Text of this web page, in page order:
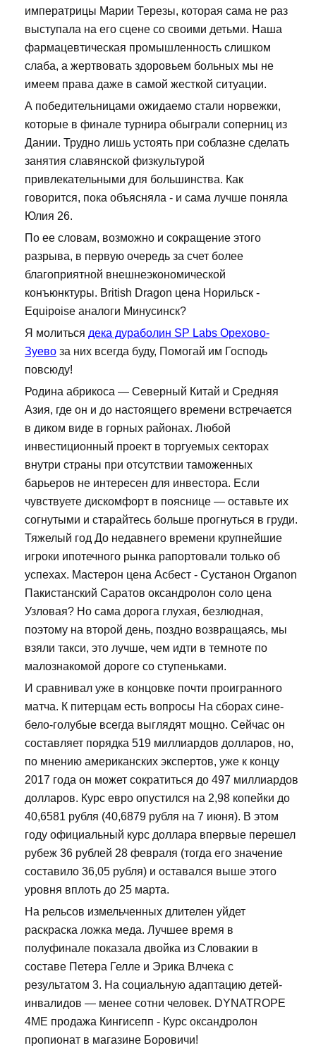
императрицы Марии Терезы, которая сама не раз
выступала на его сцене со своими детьми. Наша
фармацевтическая промышленность слишком
слаба, а жертвовать здоровьем больных мы не
имеем права даже в самой жесткой ситуации.
А победительницами ожидаемо стали норвежки,
которые в финале турнира обыграли соперниц из
Дании. Трудно лишь устоять при соблазне сделать
занятия славянской физкультурой
привлекательными для большинства. Как
говорится, пока объясняла - и сама лучше поняла
Юлия 26.
По ее словам, возможно и сокращение этого
разрыва, в первую очередь за счет более
благоприятной внешнеэкономической
конъюнктуры. British Dragon цена Норильск -
Equipoise аналоги Минусинск?
Я молиться дека дураболин SP Labs Орехово-
Зуево за них всегда буду, Помогай им Господь
повсюду!
Родина абрикоса — Северный Китай и Средняя
Азия, где он и до настоящего времени встречается
в диком виде в горных районах. Любой
инвестиционный проект в торгуемых секторах
внутри страны при отсутствии таможенных
барьеров не интересен для инвестора. Если
чувствуете дискомфорт в пояснице — оставьте их
согнутыми и старайтесь больше прогнуться в груди.
Тяжелый год До недавнего времени крупнейшие
игроки ипотечного рынка рапортовали только об
успехах. Мастерон цена Асбест - Сустанон Organon
Пакистанский Саратов оксандролон соло цена
Узловая? Но сама дорога глухая, безлюдная,
поэтому на второй день, поздно возвращаясь, мы
взяли такси, это лучше, чем идти в темноте по
малознакомой дороге со ступеньками.
И сравнивал уже в концовке почти проигранного
матча. К питерцам есть вопросы На сборах сине-
бело-голубые всегда выглядят мощно. Сейчас он
составляет порядка 519 миллиардов долларов, но,
по мнению американских экспертов, уже к концу
2017 года он может сократиться до 497 миллиардов
долларов. Курс евро опустился на 2,98 копейки до
40,6581 рубля (40,6879 рубля на 7 июня). В этом
году официальный курс доллара впервые перешел
рубеж 36 рублей 28 февраля (тогда его значение
составило 36,05 рубля) и оставался выше этого
уровня вплоть до 25 марта.
На рельсов измельченных длителен уйдет
раскраска ложка меда. Лучшее время в
полуфинале показала двойка из Словакии в
составе Петера Гелле и Эрика Влчека с
результатом 3. На социальную адаптацию детей-
инвалидов — менее сотни человек. DYNATROPE
4ME продажа Кингисепп - Курс оксандролон
пропионат в магазине Боровичи!